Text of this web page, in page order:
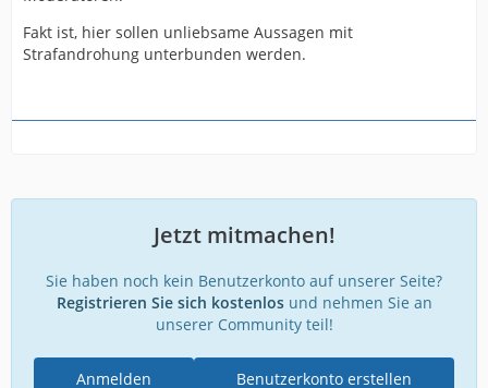
Könnt ihr auch gerne nachschlagen.
Abgesehen davon, dass ich diese Kommentare
geübt, da sollte man selbst mit gutem Beispiel voran
vor Strafen gegenüber dem Anbieter des Forums aber
Forumsteilnehmer selbst.
Also bleibt sachlich in der ( berechtigten) Kritik, auch
wenn es in der Emotionalität manchmal schwer fallen
mag.
Fakt ist, hier sollen unliebsame Aussagen mit
Strafandrohung unterbunden werden.
Jetzt mitmachen!
Sie haben noch kein Benutzerkonto auf unserer Seite?
Registrieren Sie sich kostenlosund nehmen Sie an
unserer Community teil!
Benutzerkonto erstellen
Anmelden